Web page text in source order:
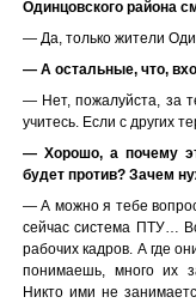
Одинцовского района
— Да, только жители
— А остальные, что,
— Нет, пожалуйста, за
учитесь. Если с других
— Хорошо, а почему
будет против? Зачем
— А можно я тебе
сейчас система ПТУ…
рабочих кадров. А где
понимаешь, много их
Никто ими не